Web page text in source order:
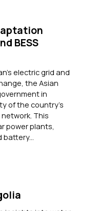
BESS
electric grid and
the Asian
in
of the country’s
This
power plants,